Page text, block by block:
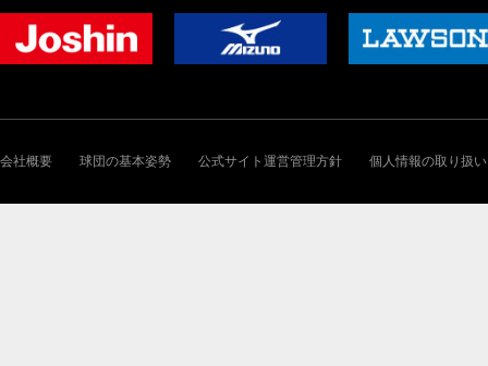
会社概要 球団の基本姿勢 公式サイト運営管理方針 個人情報の取り扱い